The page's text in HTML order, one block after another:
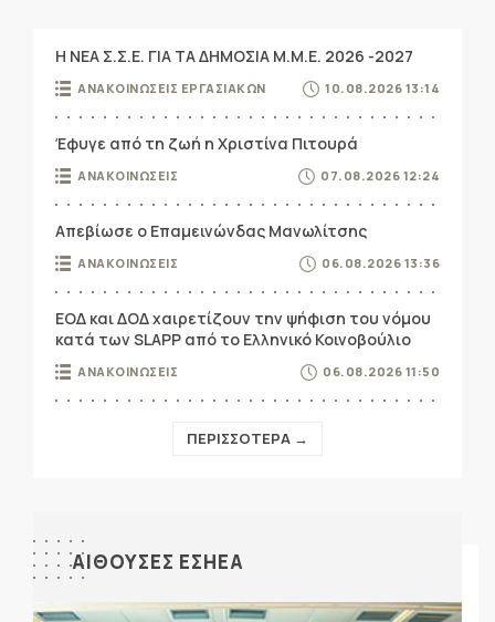
Η ΝΕΑ Σ.Σ.Ε. ΓΙΑ ΤΑ ΔΗΜΟΣΙΑ Μ.Μ.Ε. 2026 -2027
ΑΝΑΚΟΙΝΩΣΕΙΣ ΕΡΓΑΣΙΑΚΩΝ 10.08.2026 13:14
Έφυγε από τη ζωή η Χριστίνα Πιτουρά
ΑΝΑΚΟΙΝΩΣΕΙΣ 07.08.2026 12:24
Απεβίωσε ο Επαμεινώνδας Μανωλίτσης
ΑΝΑΚΟΙΝΩΣΕΙΣ 06.08.2026 13:36
ΕΟΔ και ΔΟΔ χαιρετίζουν την ψήφιση του νόμου
κατά των SLAPP από το Ελληνικό Κοινοβούλιο
ΑΝΑΚΟΙΝΩΣΕΙΣ 06.08.2026 11:50
ΠΕΡΙΣΣΟΤΕΡΑ →
ΑΙΘΟΥΣΕΣ ΕΣΗΕΑ